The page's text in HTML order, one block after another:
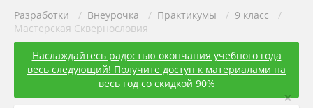
Разработки / Внеурочка / Практикумы / 9 класс
/
Мастерская Сквернословия
Наслаждайтесь радостью окончания учебного года
весь следующий! Получите доступ к материалами на
весь год со скидкой 90%
×